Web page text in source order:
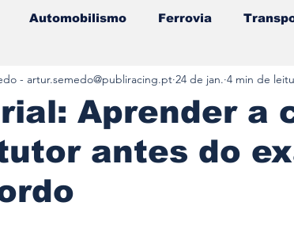
Automobilismo Ferrovia
Aviação Motos Autocarros
Componentes Gastronomia
Aprender a
antes do
- artur.semedo@publiracing.pt 24 de jan. 4 min de
NaN de 5 estrelas.